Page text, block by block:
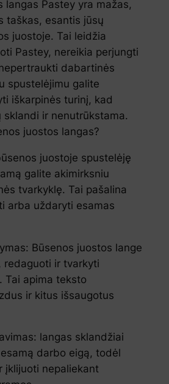
langas Pastey yra mažas,
taškas, esantis jūsų
juostoje. Tai leidžia
Pastey, nereikia perjungti
dabartinės
spustelėjimu galite
iškarpinės turinį, kad
ir nenutrūkstama.
juostos langas?
juostoje spustelėję
galite akimirksniu
tvarkyklę. Tai pašalina
arba uždaryti esamas
Būsenos juostos lange
redaguoti ir tvarkyti
Tai apima teksto
ir kitus išsaugotus
langas sklandžiai
darbo eigą, todėl
įklijuoti nepaliekant